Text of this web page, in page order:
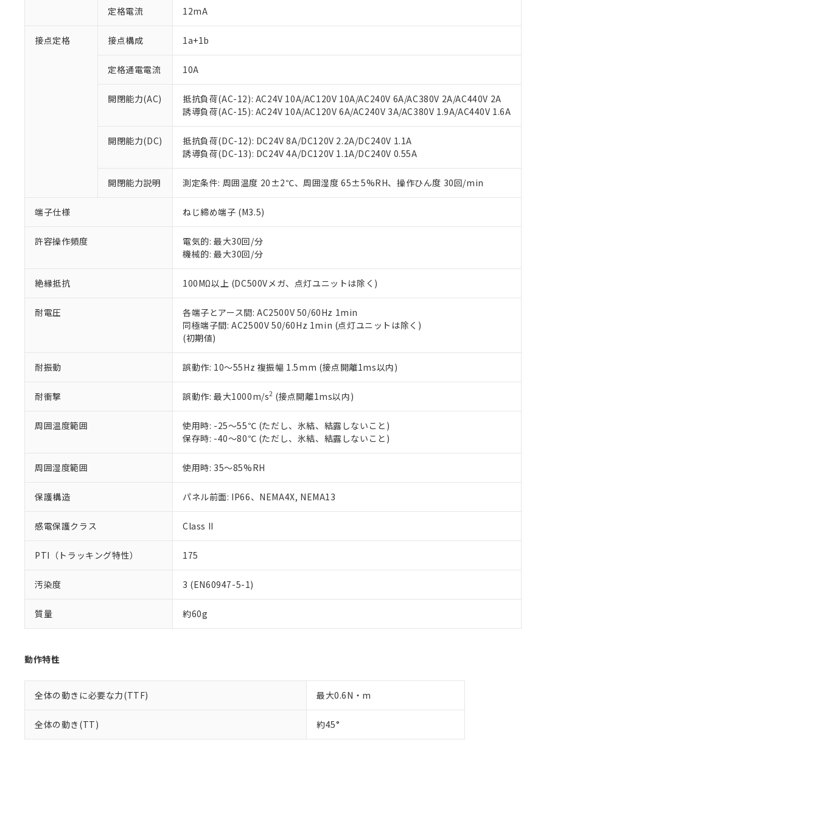
定格電流 12mA
接点定格 接点構成 1a+1b
定格通電電流 10A
開閉能力(AC)
抵抗負荷(AC-12): AC24V 10A/AC120V 10A/AC240V 6A/AC380V 2A/AC440V 2A
誘導負荷(AC-15): AC24V 10A/AC120V 6A/AC240V 3A/AC380V 1.9A/AC440V 1.6A
開閉能力(DC)
抵抗負荷(DC-12): DC24V 8A/DC120V 2.2A/DC240V 1.1A
誘導負荷(DC-13): DC24V 4A/DC120V 1.1A/DC240V 0.55A
開閉能力説明 測定条件: 周囲温度 20±2℃、周囲湿度 65±5%RH、操作ひん度 30回/min
端子仕様 ねじ締め端子 (M3.5)
許容操作頻度
電気的: 最大30回/分
機械的: 最大30回/分
絶縁抵抗 100MΩ以上 (DC500Vメガ、点灯ユニットは除く)
耐電圧
各端子とアース間: AC2500V 50/60Hz 1min
同極端子間: AC2500V 50/60Hz 1min (点灯ユニットは除く)
(初期値)
耐振動 誤動作: 10～55Hz 複振幅 1.5mm (接点開離1ms以内)
耐衝撃 誤動作: 最大1000m/s2 (接点開離1ms以内)
周囲温度範囲
使用時: -25～55℃ (ただし、氷結、結露しないこと)
保存時: -40～80℃ (ただし、氷結、結露しないこと)
周囲湿度範囲 使用時: 35～85%RH
保護構造 パネル前面: IP66、NEMA4X, NEMA13
感電保護クラス Class II
PTI（トラッキング特性） 175
汚染度 3 (EN60947-5-1)
質量 約60g
動作特性
全体の動きに必要な力(TTF) 最大0.6N・m
全体の動き(TT) 約45°
ご利用条件
以下の条件をお読みいただき、同意のうえご利用ください。
本サービスは、当社制御機器事業取扱商品の当社在庫状況および標準価格(税抜)を提供させていただ
くものです。
当社制御機器事業取扱商品の中には、本サービスの対象外となる商品もあることをご了承ください。
在庫状況および標準価格照会結果は、記載している更新日時点での社内データに基づき作成されるも
のであり、閲覧された時点での実際の在庫および標準価格とは異なる場合があることをご了承くださ
い。
正式な納期状況および標準価格はお客様のお取引先、またはお客様担当のオムロン制御機器販売店・
当社販売員にご相談ください。
オムロン制御機器販売店や当社販売拠点は「販売ネットワーク
」をご確認ください。
在庫状況および標準価格結果を当社の事前の承諾なく第三者に漏洩または開示しないようお願いしま
す。
ている必要があります。
お客様が当ウェブサイト上で当社にご登録された部品リストについて、当社および当社の共同利用者
が、当社の製品・サービスに関するお客様との取引・商談に必要な範囲で利用することをご了承くだ
さい。
※当社の共同利用者とは、"個人情報の共同利用に関して"
の「1.共同利用者の範囲」に記載されて
いる法人を指します。
対応予定なし：EU RoHS指令（10物質）の非含有に非対応の商品で、対応品を出す予定はありません。
調査・確認中：EU RoHS指令（10物質）の非含有の対応状況を調査中または確認中の商品です。
非該当品：ライセンス料など無形物で、有害物質有無と関係のない商品です。
仕入先様の事情により、非含有部品としていたものが、含有品と判明した場合などやむを得ず変更すること
があります。
鉛(Pb) 1000ppm以下、 水銀(Hg) 1000ppm以下、 カドミウム(Cd) 100ppm以下、
六価クロム(Cr(Ⅵ)) 1000ppm以下、ポリ臭化ビフェニル類(PBB) 1000ppm以下、ポリ臭化ジフェニルエーテル類(PBDE) 1000ppm以下、
フタル酸ビス(2-エチルヘキシル) (DEHP)(別名：DOP) 1000ppm以下、フタル酸ブチルベンジル（BBP） 1000ppm以下、フタル酸ジブチ
ル（DBP） 1000ppm以下、フタル酸ジイソブチル (DIBP) 1000ppm以下
但し、RoHS指令で産業用監視および制御機器に対する適用除外項目は除く。
フタル酸エステル類の４物質については閾値を超える意図的な使用がないことを確認しています。
※2 対応予定月
部品在庫の切り替え状況などにより、予定月が前後することがあります。
※3 非含有証明書ダウンロード
下記の非含有証明書をダウンロードすることができます。
EU RoHS指令（10物質）の非含有証明書
51物質の非含有証明書（当社基準）
※本証明書は発行日時点で非含有を証明するもので、過去に遡って非含有を証明するものではありません。
また、RoHS指令のフタル酸エステル類４物質の対応では、対応完了までの期間は出荷製品に未対応品が
混在することから備考欄に対応日を記載しておりました。
既に当社にて対応品への在庫切替を完了していることから、特段のことがない限り、2022年1月12日よ
「○」：最大均質材料含有率が中国RoHSの基準値以下であることを示します。
「×」：最大均質材料含有率が中国RoHSの基準値を超えていることを示します。
「－」：未確認です。当社販売部門へお問い合わせください。
*中国RoHS10物質の基準値 (GB/T26572)：
Pb(鉛) :1000ppm、 Hg(水銀) : 1000ppm、 Cd(カドミウム) : 100ppm、
Cr(Ⅵ)(六価クロム) : 1000ppm、 PBBs(ポリ臭化ビフェニル類) : 1000ppm、 PBDEs(ポリ臭化ジフェニルエーテル類) : 1000ppm、
DBP(フタル酸ジブチル) : 1000ppm、 DIBP(フタル酸ジイソブチル) : 1000ppm、 BBP(フタル酸ブチルベンジル) : 1000ppm、
※2 環境保護使用期限
「ｅ」：有害物質（10物質）のすべてが基準値以下であることを示します。
「10」：通常の使用状況下において有害物質が外部に漏えいし、環境に深刻な影響を及ぼさない年数を意
味します。
「－」：未確認です。当社販売部門へお問い合わせください。
当社は、これら貴社製品のうち、外国為替および外国貿易法に定める商品（以下｢規制貨物等」とい
う）を輸出または国外への提供する場合は、日本国政府の輸出許可(または役務取引許可)を取得する
などの必要な手続きをとります。
ます。
当社は貴社製品を、核兵器、ミサイル、化学兵器、生物兵器またはその他武器並びにこれらの製造装
置等に一切使用いたしません。
当社は、貴社製品を第三者に販売する場合は、上記1、2および3の内容を当該第三者に通知します。
また当社は、販売先および販売に係わる関係者が違法に輸出するおそれがある場合は、取り引きをい
たしません。
記
号
説明
○ 一定数以上の在庫あり
△ 一定数には満たないが在庫あり
－
在庫なし(最新の在庫状況については、お客様のお取引先、またはお客様担当のオムロン制御
機器販売店・当社販売員にご確認ください)
空
白
受注生産機種、また在庫状況の情報を公開していない機種